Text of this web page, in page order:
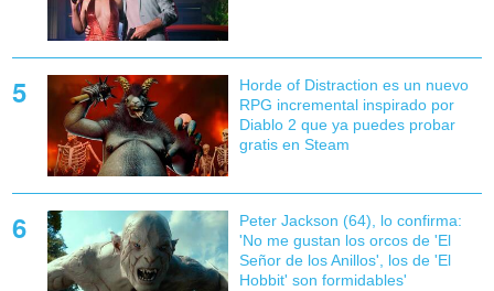
Horde of Distraction es un nuevo
RPG incremental inspirado por
Diablo 2 que ya puedes probar
gratis en Steam
Peter Jackson (64), lo confirma:
'No me gustan los orcos de 'El
Señor de los Anillos', los de 'El
Hobbit' son formidables'